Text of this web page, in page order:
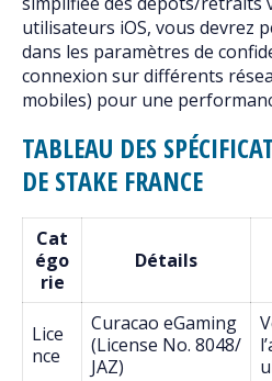
utilisateurs iOS, vous devrez
dans les paramètres de
connexion sur différents
mobiles) pour une
TABLEAU DES
DE STAKE FRANCE
Cat
égo
rie
Détails
Lice
nce
Curacao eGaming
(License No. 8048/
JAZ)